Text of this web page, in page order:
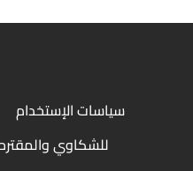
سياسات الإستخدام
للشكاوي